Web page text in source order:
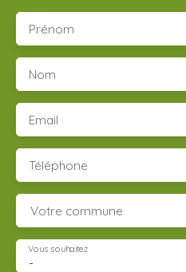
Prénom
Nom
Email
Téléphone
Votre commune
-
Vous souhaitez